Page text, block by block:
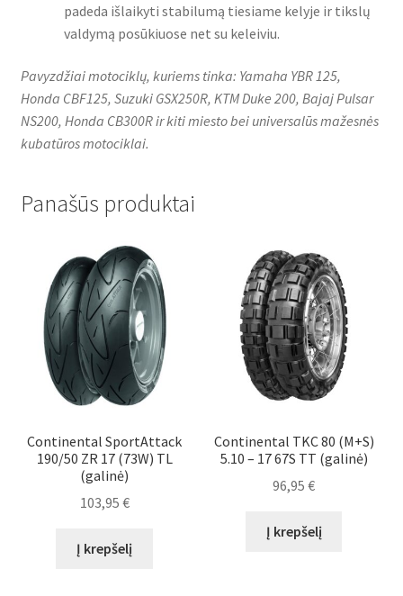
padeda išlaikyti stabilumą tiesiame kelyje ir tikslų
valdymą posūkiuose net su keleiviu.
Pavyzdžiai motociklų, kuriems tinka: Yamaha YBR 125,
Honda CBF125, Suzuki GSX250R, KTM Duke 200, Bajaj Pulsar
NS200, Honda CB300R ir kiti miesto bei universalūs mažesnės
kubatūros motociklai.
Panašūs produktai
Continental SportAttack
190/50 ZR 17 (73W) TL
(galinė)
103,95 €
Į krepšelį
Continental TKC 80 (M+S)
5.10 – 17 67S TT (galinė)
96,95€
Į krepšelį